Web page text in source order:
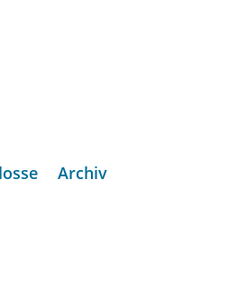
Archiv